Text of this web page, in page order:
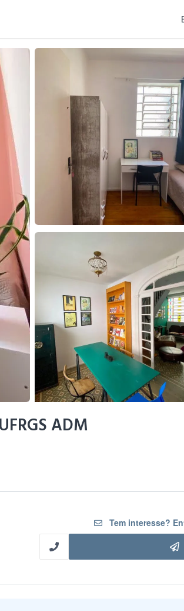
ADM
Tem interesse?